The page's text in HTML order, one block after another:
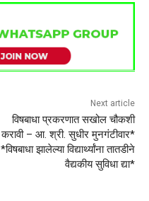
Next article
विषबाधा प्रकरणात सखोल चौकशी
करावी – आ. श्री. सुधीर मुनगंटीवार*
*विषबाधा झालेल्या विद्यार्थ्यांना तातडीने
वैद्यकीय सुविधा द्या*